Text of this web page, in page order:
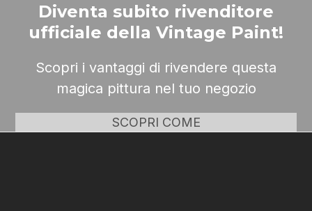
Diventa subito rivenditore
ufficiale della Vintage Paint!
Scopri i vantaggi di rivendere questa
magica pittura nel tuo negozio
SCOPRI COME